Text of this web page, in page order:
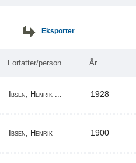
Eksporter
Forfatter/person År
Ibsen, Henrik ... 1928
Ibsen, Henrik 1900